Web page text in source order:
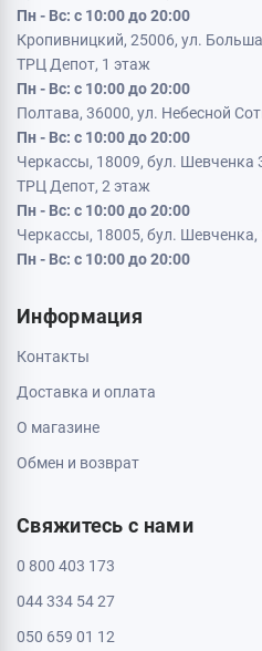
Пн - Вс: с 10:00 до 20:00
Кропивницкий, 25006, ул.
ТРЦ Депот, 1 этаж
Пн - Вс: с 10:00 до 20:00
Полтава, 36000, ул. Небесной
Пн - Вс: с 10:00 до 20:00
Черкассы, 18009, бул. Шевченка
ТРЦ Депот, 2 этаж
Пн - Вс: с 10:00 до 20:00
Черкассы, 18005, бул. Шевченка,
Пн - Вс: с 10:00 до 20:00
Информация
Контакты
Доставка и оплата
О магазине
Обмен и возврат
Свяжитесь с нами
0 800 403 173
044 334 54 27
050 659 01 12